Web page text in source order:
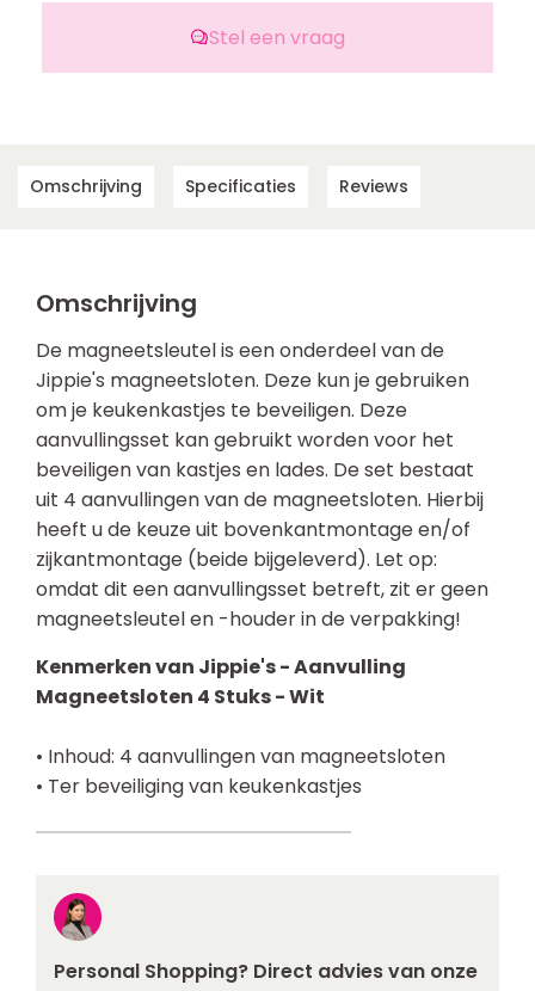
Stel een vraag
Omschrijving Specificaties Reviews
Omschrijving
De magneetsleutel is een onderdeel van de
Jippie's magneetsloten. Deze kun je gebruiken
om je keukenkastjes te beveiligen. Deze
aanvullingsset kan gebruikt worden voor het
beveiligen van kastjes en lades. De set bestaat
uit 4 aanvullingen van de magneetsloten. Hierbij
heeft u de keuze uit bovenkantmontage en/of
zijkantmontage (beide bijgeleverd). Let op:
omdat dit een aanvullingsset betreft, zit er geen
magneetsleutel en -houder in de verpakking!
Kenmerken van Jippie's - Aanvulling
Magneetsloten 4 Stuks - Wit
• Inhoud: 4 aanvullingen van magneetsloten
• Ter beveiliging van keukenkastjes
Personal Shopping? Direct advies van onze